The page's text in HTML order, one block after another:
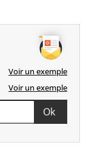
Voir un exemple
Voir un exemple